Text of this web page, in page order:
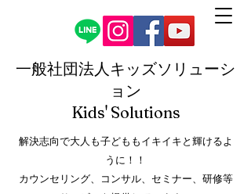
一般社団法人キッズソリューシ
ョン
Kids' Solutions
解決志向で大人も子どももイキイキと輝けるよ
うに！！
カウンセリング、コンサル、セミナー、研修等